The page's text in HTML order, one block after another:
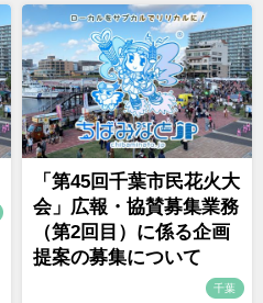
「第45回千葉市民花火大
会」広報・協賛募集業務
（第2回目）に係る企画
提案の募集について
千葉